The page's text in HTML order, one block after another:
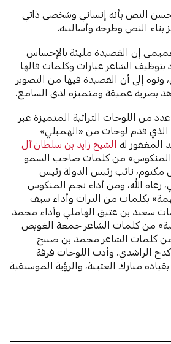
النص بأنه إنساني وشخصي ذاتي
بناء النص وطرحه وأساليبه.
إن القصيدة مليئة بالإحساس
بتوظيف الشاعر عبارات وكلمات قالها
إلى أن القصيدة فيها من التصوير
بصرية عميقة ومتميزة لدى السامع.
من اللوحات التراثية المتميزة عبر
الذي قدم لوحات من «الهمبلي»
المغفور له الشيخ زايد بن سلطان آل
و«المنكوس» من كلمات صاحب السمو
نائب رئيس الدولة رئيس
رعاه الله، ومن أداء نجم المنكوس
بكلمات من التراث وأداء سيف
سعيد بن عتيق الهاملي وأداء محمد
من كلمات الشاعر جمعة الغويص
من كلمات الشاعر محمد بن صبيح
الراشدي. وأدت اللوحات فرقة
مبارك العتيبة، والرؤية الموسيقية